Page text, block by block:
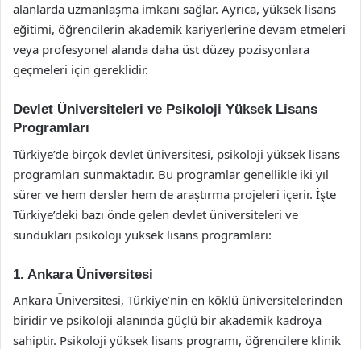
alanlarda uzmanlaşma imkanı sağlar. Ayrıca, yüksek lisans
eğitimi, öğrencilerin akademik kariyerlerine devam etmeleri
veya profesyonel alanda daha üst düzey pozisyonlara
geçmeleri için gereklidir.
Devlet Üniversiteleri ve Psikoloji Yüksek Lisans
Programları
Türkiye’de birçok devlet üniversitesi, psikoloji yüksek lisans
programları sunmaktadır. Bu programlar genellikle iki yıl
sürer ve hem dersler hem de araştırma projeleri içerir. İşte
Türkiye’deki bazı önde gelen devlet üniversiteleri ve
sundukları psikoloji yüksek lisans programları:
1. Ankara Üniversitesi
Ankara Üniversitesi, Türkiye’nin en köklü üniversitelerinden
biridir ve psikoloji alanında güçlü bir akademik kadroya
sahiptir. Psikoloji yüksek lisans programı, öğrencilere klinik